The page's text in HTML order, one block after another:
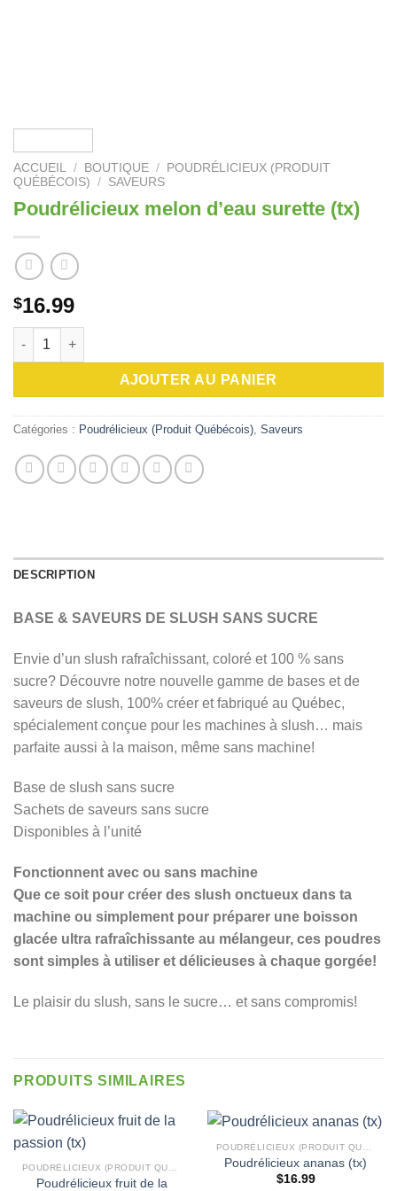
ACCUEIL / BOUTIQUE /
POUDRÉLICIEUX (PRODUIT
QUÉBÉCOIS)
/ SAVEURS
Poudrélicieux melon d’eau surette (tx)
$16.99
quantité de Poudrélicieux melon d'eau surette (tx)
AJOUTER AU PANIER
Catégories : Poudrélicieux (Produit Québécois) Saveurs
DESCRIPTION
BASE & SAVEURS DE SLUSH SANS SUCRE
Envie d’un slush rafraîchissant, coloré et 100 % sans
sucre? Découvre notre nouvelle gamme de bases et de
saveurs de slush, 100% créer et fabriqué au Québec,
spécialement conçue pour les machines à slush… mais
parfaite aussi à la maison, même sans machine!
Base de slush sans sucre
Sachets de saveurs sans sucre
Disponibles à l’unité
Fonctionnent avec ou sans machine
Que ce soit pour créer des slush onctueux dans ta
machine ou simplement pour préparer une boisson
glacée ultra rafraîchissante au mélangeur, ces poudres
sont simples à utiliser et délicieuses à chaque gorgée!
Le plaisir du slush, sans le sucre… et sans compromis!
PRODUITS SIMILAIRES
POUDRÉLICIEUX (PRODUIT QUÉBÉCOIS)
Poudrélicieux fruit de la
Poudrélicieux ananas (tx)
$16.99